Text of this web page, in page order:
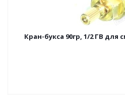
Кран-букса 90гр, 1/2 ГВ